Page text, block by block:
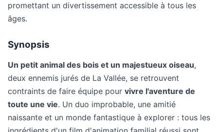
promettant un divertissement accessible à tous les
âges.
Synopsis
Un petit animal des bois et un majestueux oiseau,
deux ennemis jurés de La Vallée, se retrouvent
contraints de faire équipe pour vivre l'aventure de
toute une vie. Un duo improbable, une amitié
naissante et un monde fantastique à explorer : tous les